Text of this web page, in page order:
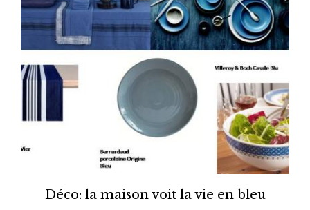
Déco: la maison voit la vie en bleu